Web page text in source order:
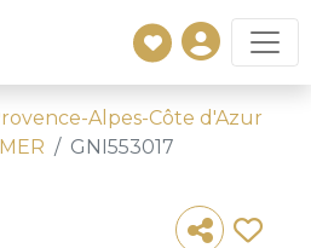
Alpes-Côte d'Azur
GNI553017